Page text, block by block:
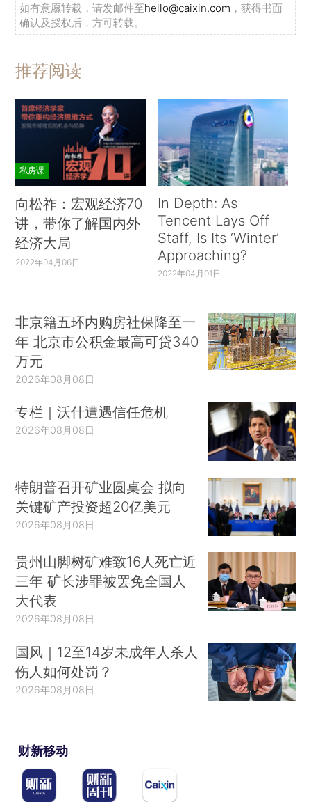
如有意愿转载，请发邮件至hello@caixin.com ，获得书面
确认及授权后，方可转载。
推荐阅读
私房课
向松祚：宏观经济70
讲，带你了解国内外
经济大局
2022年04月06日
In Depth: As
Tencent Lays Off
Staff, Is Its ‘Winter’
Approaching?
2022年04月01日
非京籍五环内购房社保降至一
年 北京市公积金最高可贷340
万元
2026年08月08日
专栏｜沃什遭遇信任危机
2026年08月08日
特朗普召开矿业圆桌会 拟向
关键矿产投资超20亿美元
2026年08月08日
贵州山脚树矿难致16人死亡近
三年 矿长涉罪被罢免全国人
大代表
2026年08月08日
国风｜12至14岁未成年人杀人
伤人如何处罚？
2026年08月08日
财新移动